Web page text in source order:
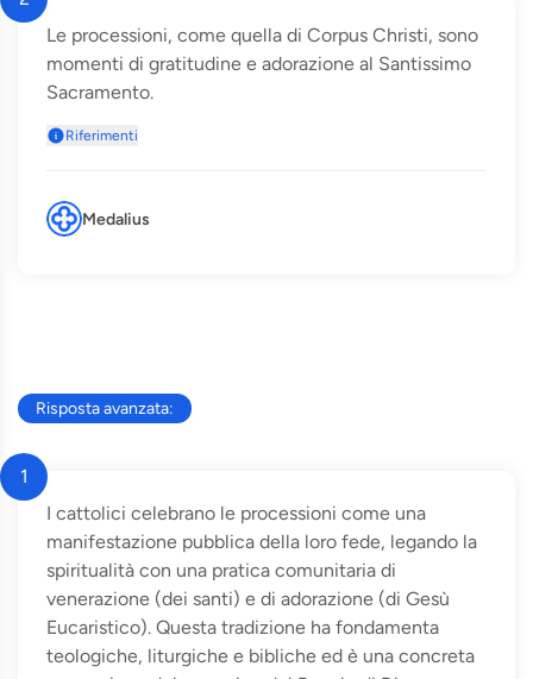
Le processioni, come quella di Corpus Christi, sono
momenti di gratitudine e adorazione al Santissimo
Sacramento.
Riferimenti
Medalius
Risposta avanzata:
1
I cattolici celebrano le processioni come una
manifestazione pubblica della loro fede, legando la
spiritualità con una pratica comunitaria di
venerazione (dei santi) e di adorazione (di Gesù
Eucaristico). Questa tradizione ha fondamenta
teologiche, liturgiche e bibliche ed è una concreta